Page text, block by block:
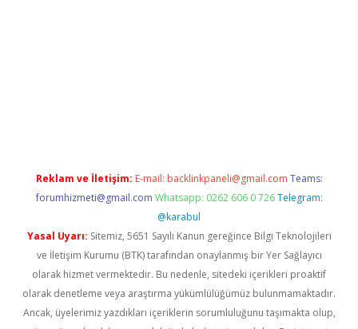
Reklam ve İletişim: E-mail: backlinkpaneli@gmail.com Teams:
forumhizmeti@gmail.com Whatsapp: 0262 606 0 726 Telegram:
@karabul
Yasal Uyarı: Sitemiz, 5651 Sayılı Kanun gereğince Bilgi Teknolojileri
ve İletişim Kurumu (BTK) tarafından onaylanmış bir Yer Sağlayıcı
olarak hizmet vermektedir. Bu nedenle, sitedeki içerikleri proaktif
olarak denetleme veya araştırma yükümlülüğümüz bulunmamaktadır.
Ancak, üyelerimiz yazdıkları içeriklerin sorumluluğunu taşımakta olup,